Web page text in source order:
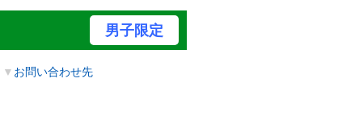
男子限定
▼ お問い合わせ先